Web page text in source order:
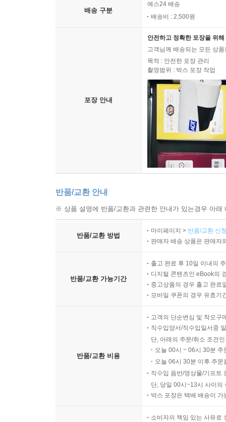
배송 구분
예스24 배송
배송비 : 2,500원
포장 안내
안전하고 정확한 포장을 위
고객님께 배송되는 모든 상
목적 : 안전한 포장 관리
촬영범위 : 박스 포장 작업
반품/교환 안내
※ 상품 설명에 반품/교환과 관련한 안내가 있는경우 아
반품/교환 방법
마이페이지 > 반품/교환 신
판매자 배송 상품은 판매자
반품/교환 가능기간
출고 완료 후 10일 이내의
디지털 콘텐츠인 eBook의
중고상품의 경우 출고 완료
모바일 쿠폰의 경우 유효기
반품/교환 비용
고객의 단순변심 및 착오구
직수입양서/직수입일서중
단, 아래의 주문/취소 조건
오늘 00시 ~ 06시 30분
오늘 06시 30분 이후 주
직수입 음반/영상물/기프트
단, 당일 00시~13시 사이의
박스 포장은 택배 배송이
소비자의 책임 있는 사유로